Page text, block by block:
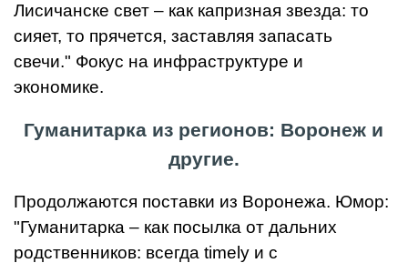
Лисичанске свет – как капризная звезда: то
сияет, то прячется, заставляя запасать
свечи." Фокус на инфраструктуре и
экономике.
Гуманитарка из регионов: Воронеж и
другие.
Продолжаются поставки из Воронежа. Юмор:
"Гуманитарка – как посылка от дальних
родственников: всегда timely и с